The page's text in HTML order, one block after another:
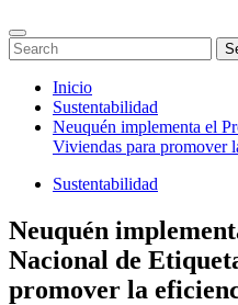
Enter
Keyword
Search
for:
Saltar
contenido
Inicio
Sustentabilidad
Neuquén implementa el
Viviendas para promover
Sustentabilidad
Neuquén
Nacional de
promover la